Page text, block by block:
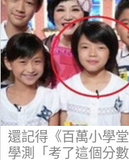
還記得《百萬小學
學測「考了這個分